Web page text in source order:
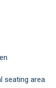
seating area